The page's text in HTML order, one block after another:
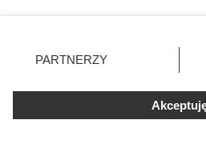
zmienić/wycofać klikając
znajdujący się w lewym dolnym
rodzaje przetwarzania danych
użytkownika, ale masz prawo
przetwarzaniu. Preferencje będą
PARTNERZY